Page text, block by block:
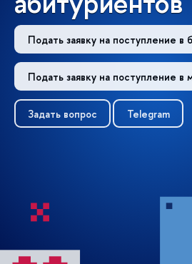
Подать заявку на поступление в
Подать заявку на поступление в
Задать вопрос Telegram